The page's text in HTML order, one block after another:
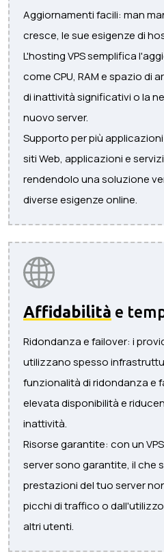
Aggiornamenti facili: man
cresce, le sue esigenze di
L'hosting VPS semplifica
come CPU, RAM e spazio di
di inattività significativi o la
nuovo server.
Supporto per più
siti Web, applicazioni e
rendendolo una soluzione
diverse esigenze online.
Affidabilità e
Ridondanza e failover: i
utilizzano spesso
funzionalità di ridondanza e
elevata disponibilità e
inattività.
Risorse garantite: con un
server sono garantite, il che
prestazioni del tuo server
picchi di traffico o
altri utenti.